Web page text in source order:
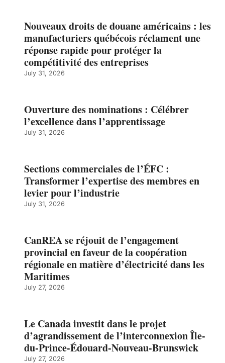
Nouveaux droits de douane américains : les
manufacturiers québécois réclament une
réponse rapide pour protéger la
compétitivité des entreprises
July 31, 2026
Ouverture des nominations : Célébrer
l’excellence dans l’apprentissage
July 31, 2026
Sections commerciales de l’ÉFC :
Transformer l’expertise des membres en
levier pour l’industrie
July 31, 2026
CanREA se réjouit de l’engagement
provincial en faveur de la coopération
régionale en matière d’électricité dans les
Maritimes
July 27, 2026
Le Canada investit dans le projet
d’agrandissement de l’interconnexion Île-
du-Prince-Édouard-Nouveau-Brunswick
July 27, 2026